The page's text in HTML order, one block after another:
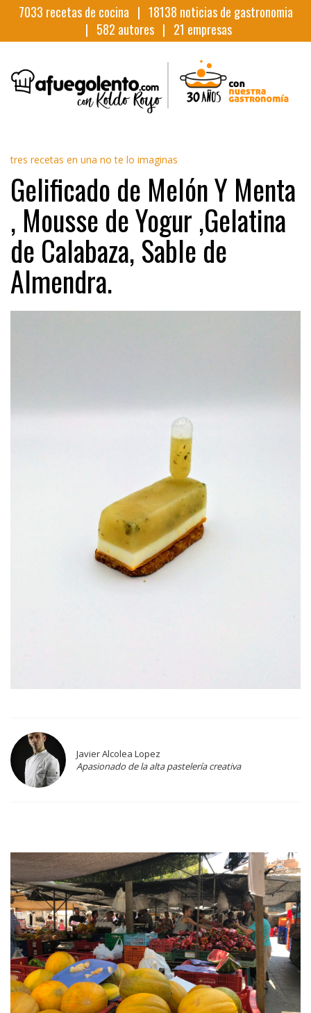
7033 recetas de cocina | 18138 noticias de gastronomia
| 582 autores | 21 empresas
tres recetas en una no te lo imaginas
Gelificado de Melón Y Menta
, Mousse de Yogur ,Gelatina
de Calabaza, Sable de
Almendra.
Javier Alcolea Lopez
Apasionado de la alta pastelería creativa